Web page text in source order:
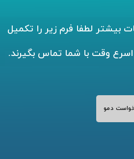
بیشتر لطفا فرم زیر را تکمیل
اسرع وقت با شما تماس بگیرند.
دمو